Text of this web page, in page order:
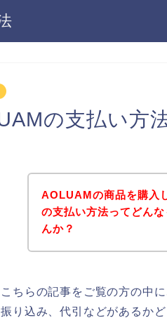
の支払い方
AOLUAMの商品を購入
の支払い方法ってどん
んか？
ちらの記事をご覧の方の中
振り込み、代引などがあるか